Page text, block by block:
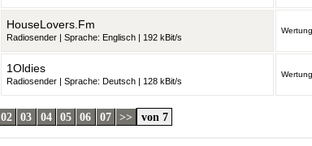
HouseLovers.Fm
Radiosender | Sprache: Englisch | 192 kBit/s
1Oldies
Radiosender | Sprache: Deutsch | 128 kBit/s
02 03 04 05 06 07 >> von 7